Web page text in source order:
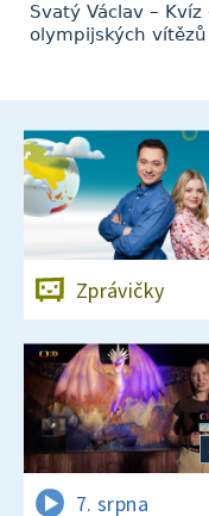
Svatý Václav –
olympijských vítězů
Zprávičky
7. srpna